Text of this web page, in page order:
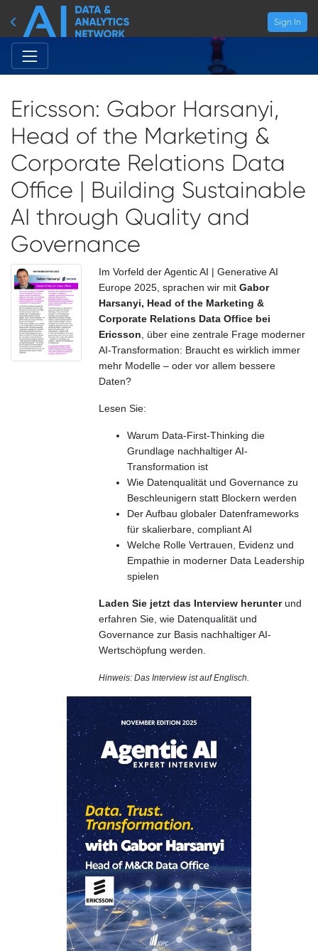
Sign In
Ericsson: Gabor Harsanyi,
Head of the Marketing &
Corporate Relations Data
Office | Building Sustainable
AI through Quality and
Governance
Im Vorfeld der Agentic AI | Generative AI
Europe 2025, sprachen wir mit Gabor
Harsanyi, Head of the Marketing &
Corporate Relations Data Office bei
Ericsson , über eine zentrale Frage moderner
AI-Transformation: Braucht es wirklich immer
mehr Modelle – oder vor allem bessere
Daten?
Lesen Sie:
Warum Data-First-Thinking die
Grundlage nachhaltiger AI-
Transformation ist
Wie Datenqualität und Governance zu
Beschleunigern statt Blockern werden
Der Aufbau globaler Datenframeworks
für skalierbare, compliant AI
Welche Rolle Vertrauen, Evidenz und
Empathie in moderner Data Leadership
spielen
Laden Sie jetzt das Interview herunter und
erfahren Sie, wie Datenqualität und
Governance zur Basis nachhaltiger AI-
Wertschöpfung werden.
Hinweis: Das Interview ist auf Englisch.